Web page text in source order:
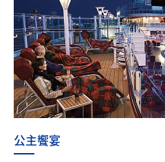
公主饗宴